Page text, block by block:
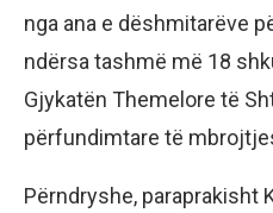
nga ana e dëshmitarëve
ndërsa tashmë më 18
Gjykatën Themelore të
përfundimtare të
Përndryshe, paraprakisht